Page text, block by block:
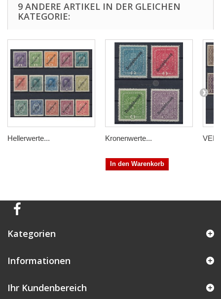
9 ANDERE ARTIKEL IN DER GLEICHEN
KATEGORIE:
Hellerwerte... Kronenwerte...
In den Warenkorb
Kategorien
Informationen
Ihr Kundenbereich